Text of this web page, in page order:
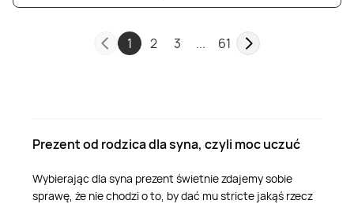
1 2 3 ... 61
Prezent od rodzica dla syna, czyli moc uczuć
Wybierając dla syna prezent świetnie zdajemy sobie
sprawę, że nie chodzi o to, by dać mu stricte jakąś rzecz